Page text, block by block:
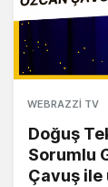
WEBRAZZI TV
Doğuş
Sorumlu
Çavuş ile